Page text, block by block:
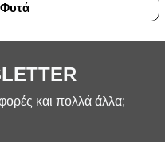
και πολλά άλλα;